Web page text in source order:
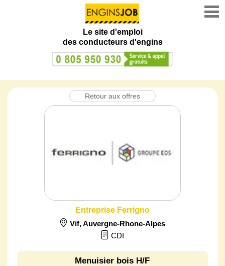
Le site d'emploi
des conducteurs d'engins
Retour aux offres
Entreprise Ferrigno
Vif,Auvergne-Rhone-Alpes
CDI
Menuisier bois H/F